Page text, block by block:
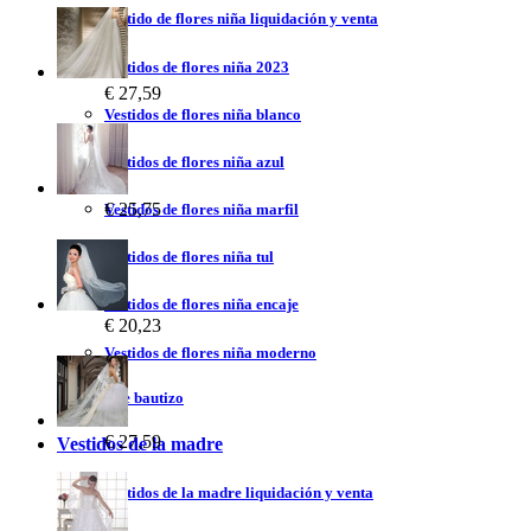
Vestido de flores niña liquidación y venta
Vestidos de flores niña 2023
Vestidos de flores niña blanco
Vestidos de flores niña azul
Vestidos de flores niña marfil
Vestidos de flores niña tul
Vestidos de flores niña encaje
Vestidos de flores niña moderno
Vestidos de bautizo
Vestidos de la madre
Vestidos de la madre liquidación y venta
€ 27,59
€ 25,75
€ 20,23
€ 27,59